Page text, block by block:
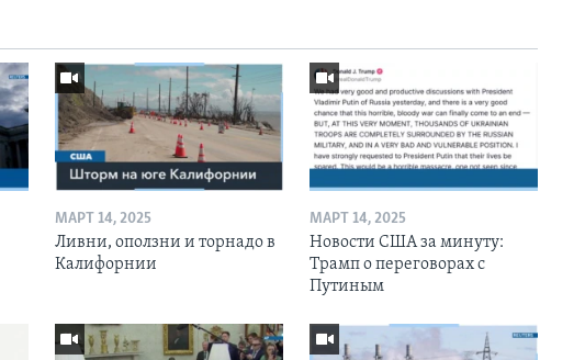
МАРТ 14, 2025
Ливни, оползни и торнадо в
Калифорнии
МАРТ 14, 2025
Новости США за минуту:
Трамп о переговорах с
Путиным